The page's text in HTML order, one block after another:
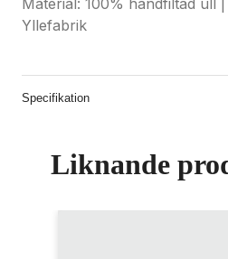
Material: 100% handfiltad ull
Yllefabrik
Specifikation
Liknande